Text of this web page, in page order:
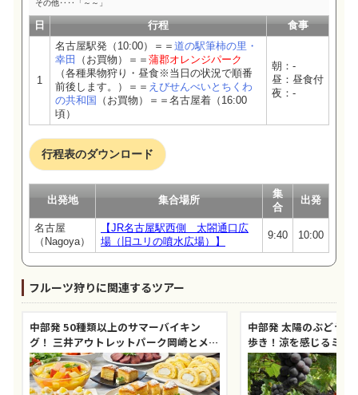
その他‥‥「～～」
日 行程 食事
1
名古屋駅発（10:00）＝＝ 道の駅筆柿の里・
幸田
（お買物）＝＝ 蒲郡オレンジパーク
（各種果物狩り・昼食※当日の状況で順番
前後します。）＝＝ えびせんべいとちくわ
の共和国
（お買物）＝＝名古屋着（16:00
頃）
朝：-
昼：昼食付
夜：-
行程表のダウンロード
出発地 集合場所
集
合
出発
名古屋
（Nagoya）
【JR名古屋駅西側 太閤通口広
場（旧ユリの噴水広場）】
9:40 10:00
フルーツ狩りに関連するツアー
中部発 50種類以上のサマーバイキン
グ！ 三井アウトレットパーク岡崎とメロ
ン1玉狩り！
中部発 太陽のぶどう1
歩き！涼を感じるミス